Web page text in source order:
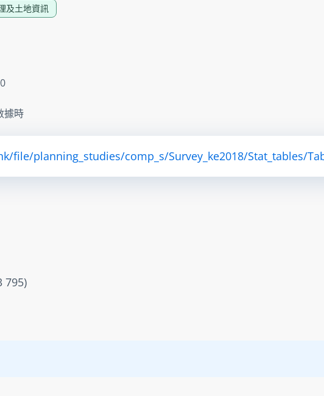
及土地資訊
據時
file/planning_studies/comp_s/Survey_ke2018/Stat_tables/
795)